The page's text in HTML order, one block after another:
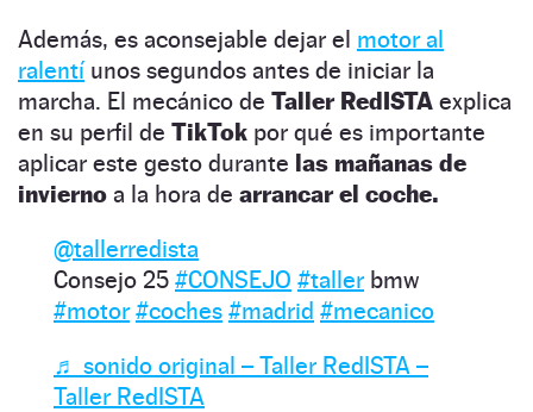
Además, es aconsejable dejar el motor al
ralentí unos segundos antes de iniciar la
marcha. El mecánico de Taller RedISTA explica
en su perfil de TikTok por qué es importante
aplicar este gesto durante las mañanas de
invierno a la hora de arrancar el coche.
@tallerredista
Consejo 25 #CONSEJO #taller bmw
#motor #coches #madrid #mecanico
♬ sonido original – Taller RedISTA –
Taller RedISTA